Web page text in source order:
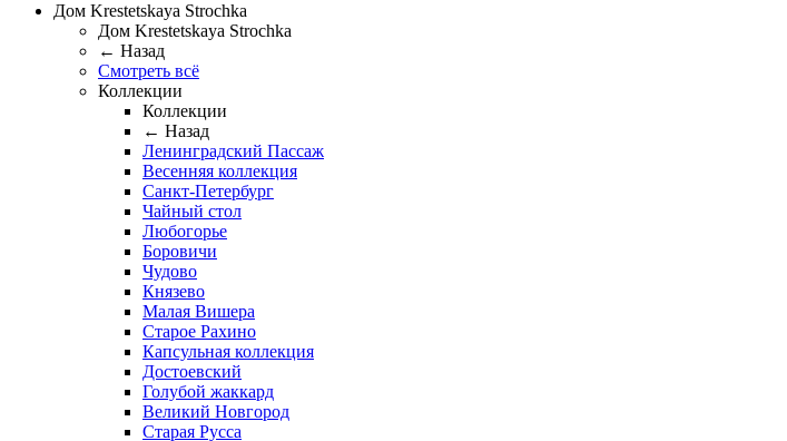
Дом Krestetskaya Strochka
Дом Krestetskaya Strochka
← Назад
Смотреть всё
Коллекции
Коллекции
← Назад
Ленинградский Пассаж
Весенняя коллекция
Санкт-Петербург
Чайный стол
Любогорье
Боровичи
Чудово
Князево
Малая Вишера
Старое Рахино
Капсульная коллекция
Достоевский
Голубой жаккард
Великий Новгород
Старая Русса